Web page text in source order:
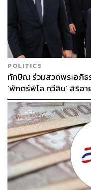
POLITICS
ทักษิณ ร่วมสวดพระอภิธ
‘พักตร์พิไล ทวีสิน’ สิริอ
หลากวงการร่วมอาลัย